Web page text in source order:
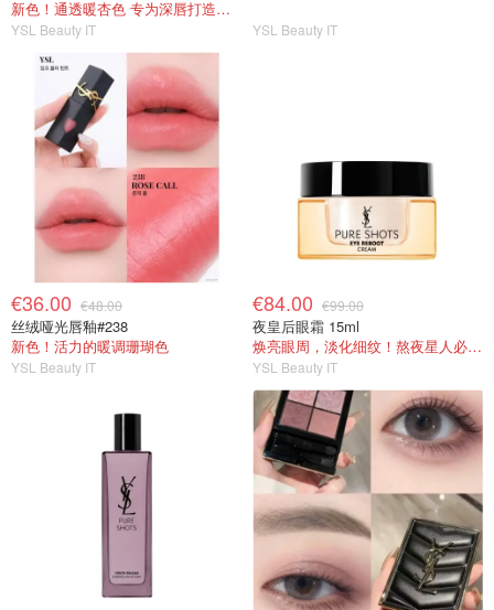
新色！通透暖杏色 专为深唇打造的奶茶色
YSL Beauty IT YSL Beauty IT
€36.00 €48.00
丝绒哑光唇釉#238
新色！活力的暖调珊瑚色
YSL Beauty IT
€84.00 €99.00
夜皇后眼霜 15ml
焕亮眼周，淡化细纹！熬夜星人必入！
YSL Beauty IT